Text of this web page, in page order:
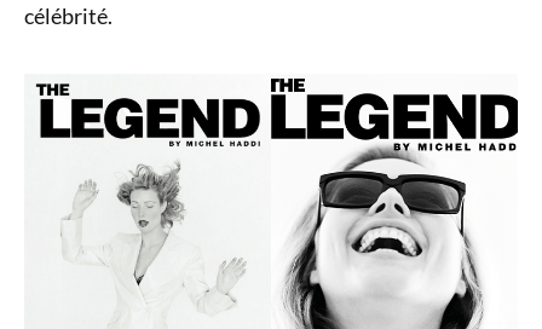
célébrité.